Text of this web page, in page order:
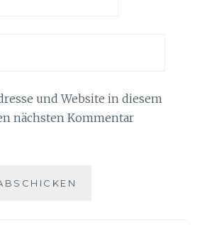
und Website in diesem
nächsten Kommentar